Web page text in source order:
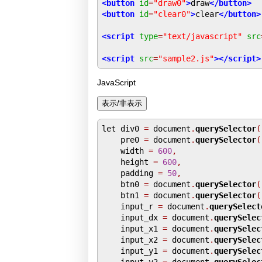
<button id="draw0">draw</button>
<button id="clear0">clear</button>
<script type="text/javascript" src
<script src="sample2.js"></script>
JavaScript
let div0 = document .querySelector(
    pre0
= document .querySelector(
    width
= 600,
    height
= 600,
    padding
= 50,
    btn0
= document .querySelector(
    btn1
= document .querySelector(
    input_r
= document .
    input_dx
= document .
    input_x1
= document .
    input_x2
= document .
    input_y1
= document .